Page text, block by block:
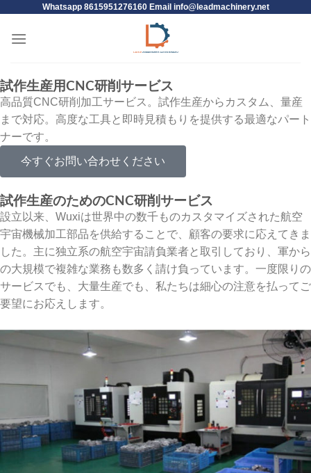
Whatsapp 8615951276160 Email info@leadmachinery.net
試作生産用CNC研削サービス
高品質CNC研削加工サービス。試作生産からカスタム、量産
まで対応。高度な工具と即時見積もりを提供する最適なパート
ナーです。
今すぐお問い合わせください
試作生産のためのCNC研削サービス
設立以来、Wuxiは世界中の数千ものカスタマイズされた航空
宇宙機械加工部品を供給することで、顧客の要求に応えてきま
した。主に独立系の航空宇宙請負業者と取引しており、軍から
の大規模で複雑な業務も数多く請け負っています。一度限りの
サービスでも、大量生産でも、私たちは細心の注意を払ってご
要望にお応えします。